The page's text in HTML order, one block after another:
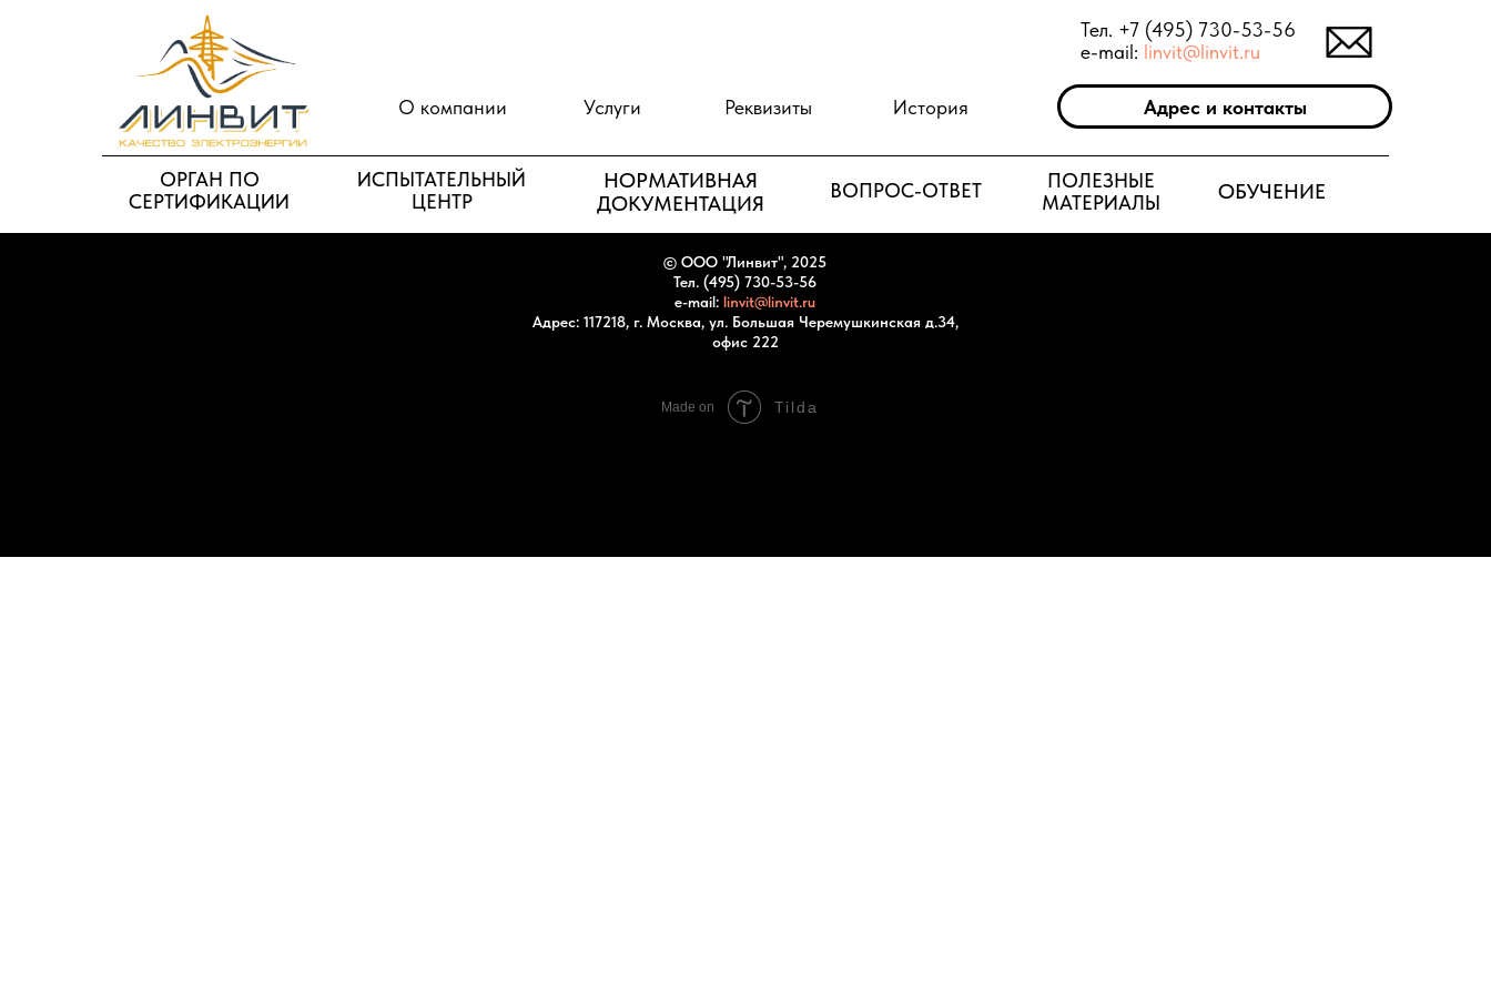
ОРГАН ПО
СЕРТИФИКАЦИИ
ИСПЫТАТЕЛЬНЫЙ
ЦЕНТР
ПОЛЕЗНЫЕ
МАТЕРИАЛЫ
Тел. +7 (495) 730-53-56
e-mail: linvit@linvit.ru
Адрес и контакты
ВОПРОС-ОТВЕТ
НОРМАТИВНАЯ
ДОКУМЕНТАЦИЯ
ОБУЧЕНИЕ
О компании Услуги Реквизиты История
© ООО "Линвит", 2025
Тел. (495) 730-53-56
e-mail: linvit@linvit.ru
Адрес: 117218, г. Москва, ул. Большая Черемушкинская д.34,
офис 222
Made on Tilda